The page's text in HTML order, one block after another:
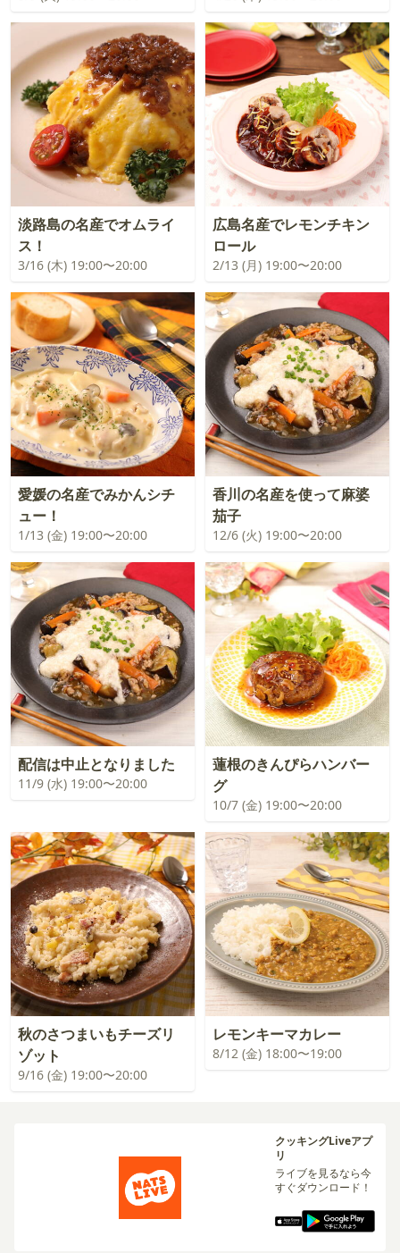
淡路島の名産でオムライ
ス！
3/16 (木) 19:00〜20:00
広島名産でレモンチキン
ロール
2/13 (月) 19:00〜20:00
愛媛の名産でみかんシチ
ュー！
1/13 (金) 19:00〜20:00
香川の名産を使って麻婆
茄子
12/6 (火) 19:00〜20:00
配信は中止となりました
11/9 (水) 19:00〜20:00
蓮根のきんぴらハンバー
グ
10/7 (金) 19:00〜20:00
秋のさつまいもチーズリ
ゾット
9/16 (金) 19:00〜20:00
レモンキーマカレー
8/12 (金) 18:00〜19:00
クッキングLiveアプ
リ
ライブを見るなら今
すぐダウンロード！